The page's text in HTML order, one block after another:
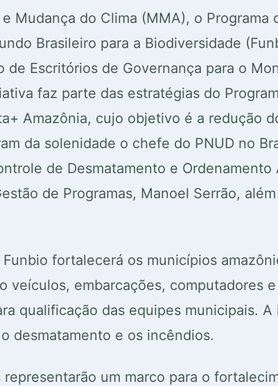
Mudança do Clima (MMA), o Programa
Brasileiro para a Biodiversidade
de Escritórios de Governança para o
faz parte das estratégias do
Amazônia, cujo objetivo é a redução
da solenidade o chefe do PNUD no
de Desmatamento e
de Programas, Manoel Serrão,
fortalecerá os municípios
veículos, embarcações, computadores
qualificação das equipes municipais.
desmatamento e os incêndios.
representarão um marco para o